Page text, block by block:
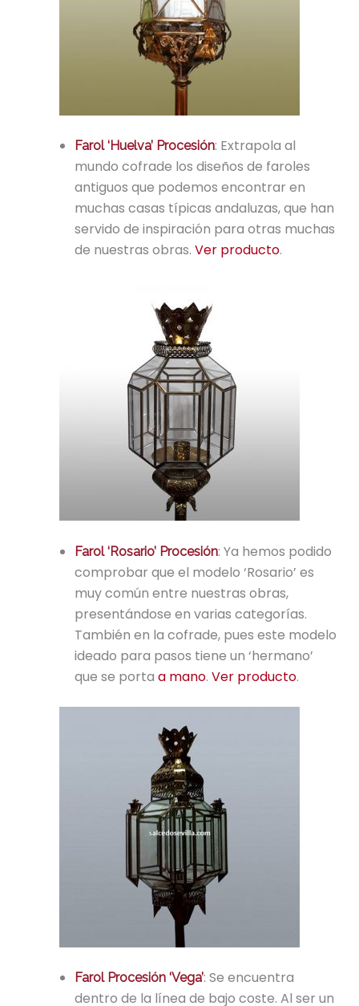
Farol ‘Huelva’ Procesión: Extrapola al
mundo cofrade los diseños de faroles
antiguos que podemos encontrar en
muchas casas típicas andaluzas, que han
servido de inspiración para otras muchas
de nuestras obras. Ver producto.
Farol ‘Rosario’ Procesión: Ya hemos podido
comprobar que el modelo ‘Rosario’ es
muy común entre nuestras obras,
presentándose en varias categorías.
También en la cofrade, pues este modelo
ideado para pasos tiene un ‘hermano’
que se porta a mano. Ver producto.
Farol Procesión ‘Vega’: Se encuentra
dentro de la línea de bajo coste. Al ser un